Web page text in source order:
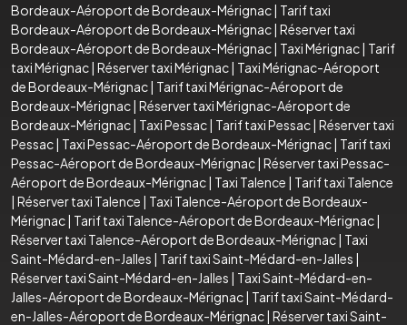
Bordeaux-Aéroport de Bordeaux-Mérignac| Tarif taxi
Bordeaux-Aéroport de Bordeaux-Mérignac| Réserver taxi
Bordeaux-Aéroport de Bordeaux-Mérignac| Taxi Mérignac| Tarif
taxi Mérignac| Réserver taxi Mérignac| Taxi Mérignac-Aéroport
de Bordeaux-Mérignac| Tarif taxi Mérignac-Aéroport de
Bordeaux-Mérignac| Réserver taxi Mérignac-Aéroport de
Bordeaux-Mérignac| Taxi Pessac| Tarif taxi Pessac| Réserver taxi
Pessac| Taxi Pessac-Aéroport de Bordeaux-Mérignac| Tarif taxi
Pessac-Aéroport de Bordeaux-Mérignac| Réserver taxi Pessac-
Aéroport de Bordeaux-Mérignac| Taxi Talence | Tarif taxi Talence
| Réserver taxi Talence | Taxi Talence-Aéroport de Bordeaux-
Mérignac| Tarif taxi Talence-Aéroport de Bordeaux-Mérignac|
Réserver taxi Talence-Aéroport de Bordeaux-Mérignac| Taxi
Saint-Médard-en-Jalles | Tarif taxi Saint-Médard-en-Jalles |
Réserver taxi Saint-Médard-en-Jalles | Taxi Saint-Médard-en-
Jalles-Aéroport de Bordeaux-Mérignac| Tarif taxi Saint-Médard-
en-Jalles-Aéroport de Bordeaux-Mérignac| Réserver taxi Saint-